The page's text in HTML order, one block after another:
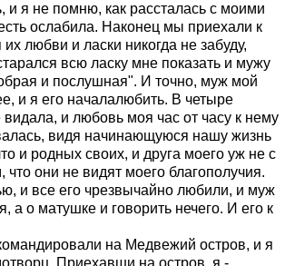
и я не помню, как рассталась с моими
ослабила. Наконец мы приехали к
любви и ласки никогда не забуду,
всю ласку мне показать и мужу
и послушная". И точно, муж мой
и я его началалюбить. В четыре
и любовь моя час от часу к нему
видя начинающуюся нашу жизнь
и родных своих, и друга моего уж не с
они не видят моего благополучия.
и все его чрезвычайно любили, и муж
а о матушке и говорить нечего. И его к
на Медвежий остров, и я
Приехавши на остров, я -